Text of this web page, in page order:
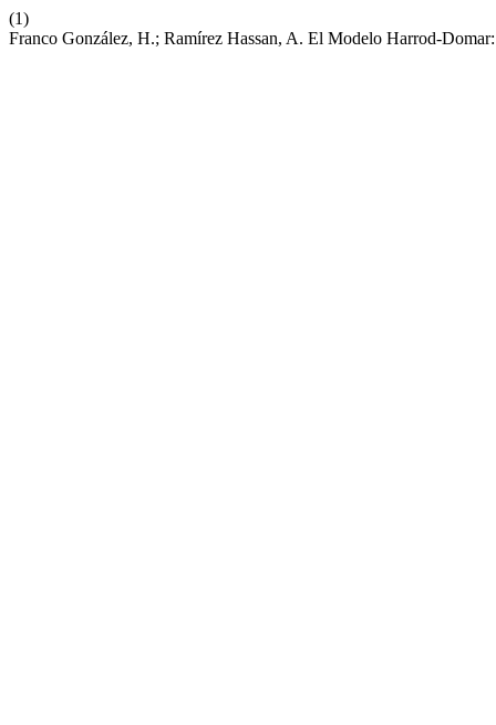
(1)
Franco González, H.; Ramírez Hassan, A. El Modelo Harrod-